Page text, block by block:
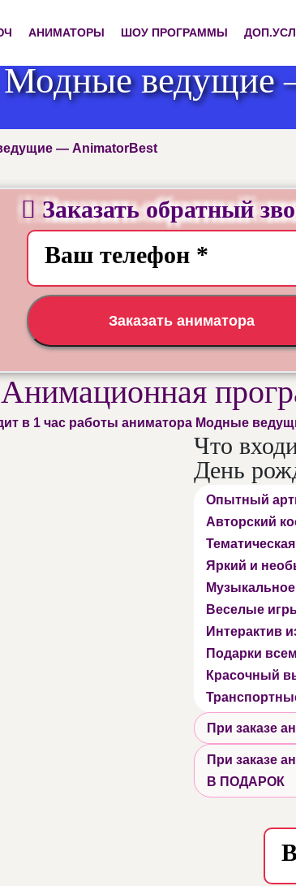
АНИМАТОРЫ ШОУ ПРОГРАММЫ
ведущие
— AnimatorBest
Заказать обратный
Заказать аниматора
Анимационная
в 1 час работы аниматора Модные
Что
День
Опытный
Авторский
Яркий и
Веселые
Интерактив
Подарки
Красочный
При заказе
При заказе
В ПОДАРОК